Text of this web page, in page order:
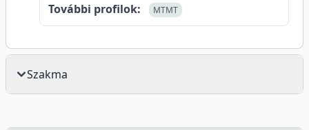
További profilok: MTMT
Szakma